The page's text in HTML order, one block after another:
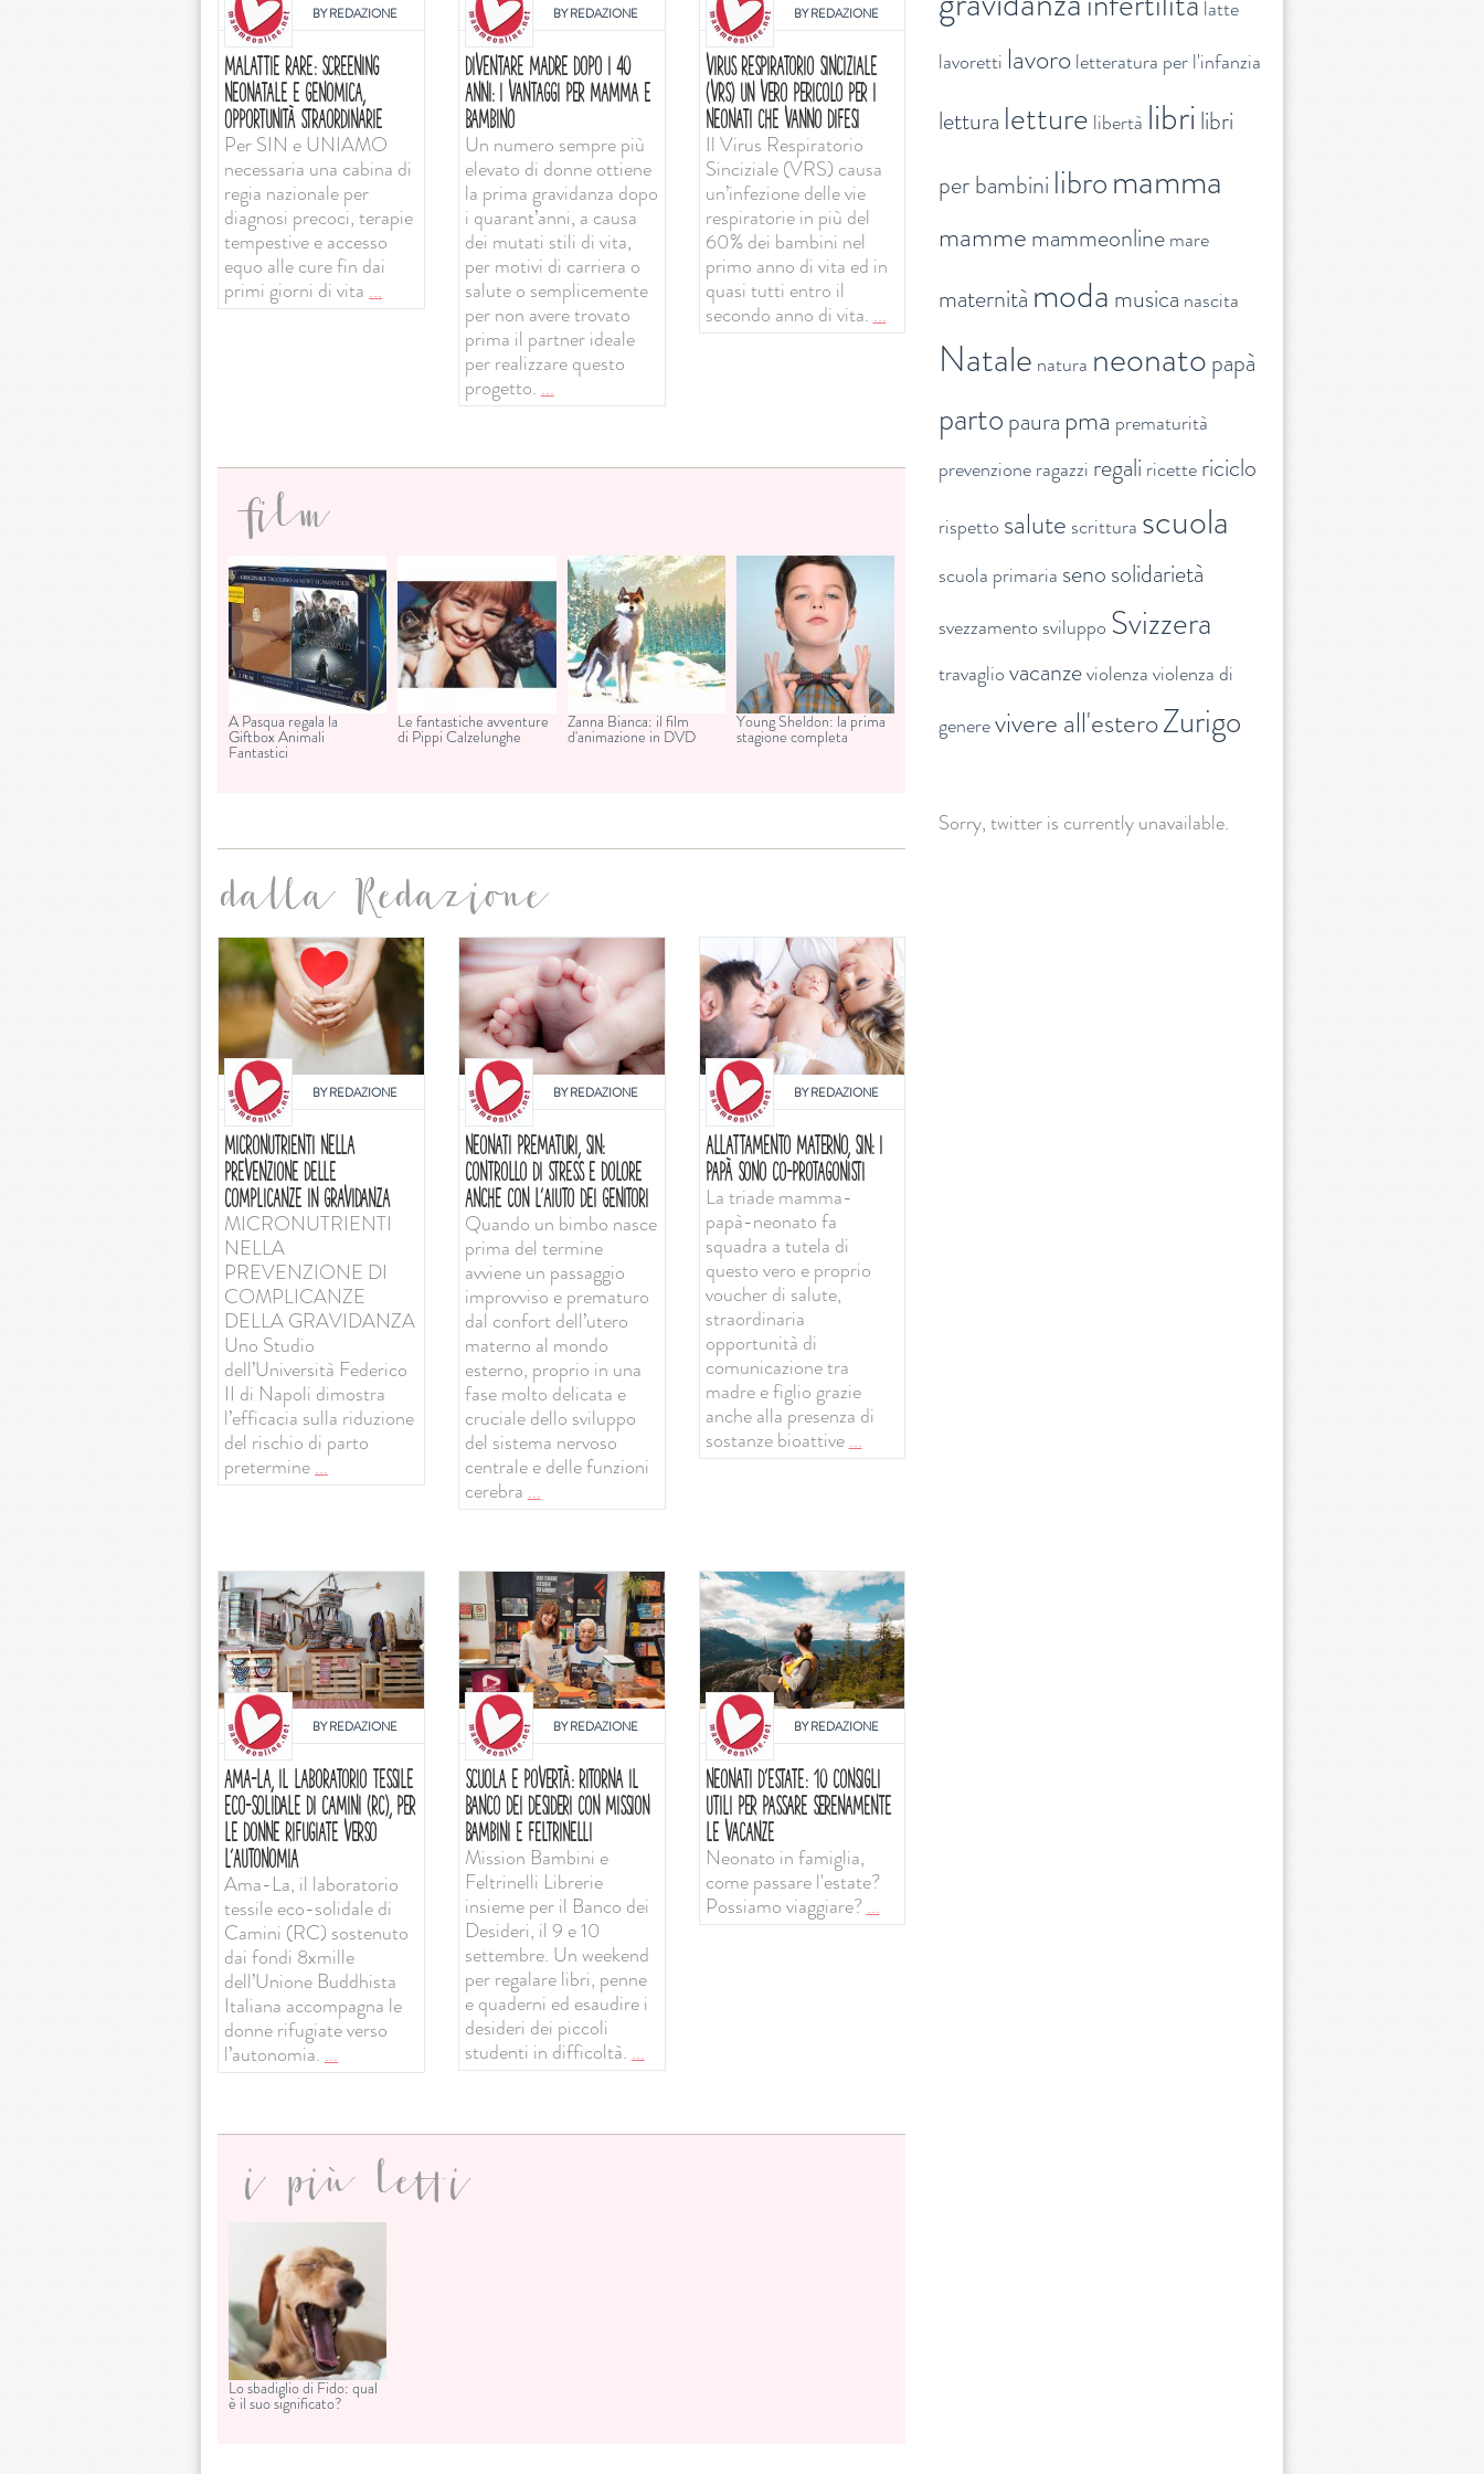
BYREDAZIONE
MALATTIE RARE: SCREENING
NEONATALE E GENOMICA,
OPPORTUNITÀ STRAORDINARIE
Per SIN e UNIAMO
necessaria una cabina di
regia nazionale per
diagnosi precoci, terapie
tempestive e accesso
equo alle cure fin dai
primi giorni di vita ...
BYREDAZIONE
DIVENTARE MADRE DOPO I 40
ANNI: I VANTAGGI PER MAMMA E
BAMBINO
Un numero sempre più
elevato di donne ottiene
la prima gravidanza dopo
i quarant’anni, a causa
dei mutati stili di vita,
per motivi di carriera o
salute o semplicemente
per non avere trovato
prima il partner ideale
per realizzare questo
progetto. ...
BYREDAZIONE
VIRUS RESPIRATORIO SINCIZIALE
(VRS) UN VERO PERICOLO PER I
NEONATI CHE VANNO DIFESI
Il Virus Respiratorio
Sinciziale (VRS) causa
un’infezione delle vie
respiratorie in più del
60% dei bambini nel
primo anno di vita ed in
quasi tutti entro il
secondo anno di vita. ...
film
A Pasqua regala la
Giftbox Animali
Fantastici
Le fantastiche avventure
di Pippi Calzelunghe
Zanna Bianca: il film
d'animazione in DVD
Young Sheldon: la prima
stagione completa
dalla Redazione
BYREDAZIONE
MICRONUTRIENTI NELLA
PREVENZIONE DELLE
COMPLICANZE IN GRAVIDANZA
MICRONUTRIENTI
NELLA
PREVENZIONE DI
COMPLICANZE
DELLA GRAVIDANZA
Uno Studio
dell’Università Federico
II di Napoli dimostra
l’efficacia sulla riduzione
del rischio di parto
pretermine...
BYREDAZIONE
NEONATI PREMATURI, SIN:
CONTROLLO DI STRESS E DOLORE
ANCHE CON L'AIUTO DEI GENITORI
Quando un bimbo nasce
prima del termine
avviene un passaggio
improvviso e prematuro
dal confort dell’utero
materno al mondo
esterno, proprio in una
fase molto delicata e
cruciale dello sviluppo
del sistema nervoso
centrale e delle funzioni
cerebra ...
BYREDAZIONE
ALLATTAMENTO MATERNO, SIN: I
PAPÀ SONO CO-PROTAGONISTI
La triade mamma-
papà-neonato fa
squadra a tutela di
questo vero e proprio
voucher di salute,
straordinaria
opportunità di
comunicazione tra
madre e figlio grazie
anche alla presenza di
sostanze bioattive...
BYREDAZIONE
AMA-LA, IL LABORATORIO TESSILE
ECO-SOLIDALE DI CAMINI (RC), PER
LE DONNE RIFUGIATE VERSO
L’AUTONOMIA
Ama-La, il laboratorio
tessile eco-solidale di
Camini (RC) sostenuto
dai fondi 8xmille
dell’Unione Buddhista
Italiana accompagna le
donne rifugiate verso
l’autonomia. ...
BYREDAZIONE
SCUOLA E POVERTÀ: RITORNA IL
BANCO DEI DESIDERI CON MISSION
BAMBINI E FELTRINELLI
Mission Bambini e
Feltrinelli Librerie
insieme per il Banco dei
Desideri, il 9 e 10
settembre. Un weekend
per regalare libri, penne
e quaderni ed esaudire i
desideri dei piccoli
studenti in difficoltà. ...
BYREDAZIONE
NEONATI D'ESTATE: 10 CONSIGLI
UTILI PER PASSARE SERENAMENTE
LE VACANZE
Neonato in famiglia,
come passare l'estate?
Possiamo viaggiare?...
i più letti
Lo sbadiglio di Fido: qual
è il suo significato?
latte
lavoretti lavoroletteratura per l'infanzia
lettura letture libertà libri libri
per bambini libromamma
mammemammeonlinemare
maternità moda musica nascita
Natale natura neonatopapà
partopaura pma prematurità
prevenzioneragazzi regali ricettericiclo
rispetto salute scrittura scuola
scuola primaria senosolidarietà
svezzamento sviluppo Svizzera
travaglio vacanzeviolenza violenza di
generevivere all'esteroZurigo
Sorry, twitter is currently unavailable.